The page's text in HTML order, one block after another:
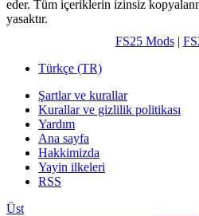
eder. Tüm içeriklerin izinsiz
yasaktır.
FS25 Mods|
Türkçe (TR)
Şartlar ve kurallar
Kurallar ve gizlilik politikası
Yardım
Ana sayfa
Hakkimizda
Yayin ilkeleri
RSS
Üst